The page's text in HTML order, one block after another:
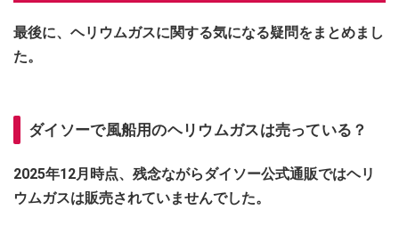
最後に、ヘリウムガスに関する気になる疑問をまとめまし
た。
ダイソーで風船用のヘリウムガスは売っている？
2025年12月時点、残念ながらダイソー公式通販ではヘリ
ウムガスは販売されていませんでした。